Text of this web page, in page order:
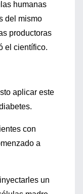
humanas
del mismo
productoras
el científico.
aplicar este
con
a
un